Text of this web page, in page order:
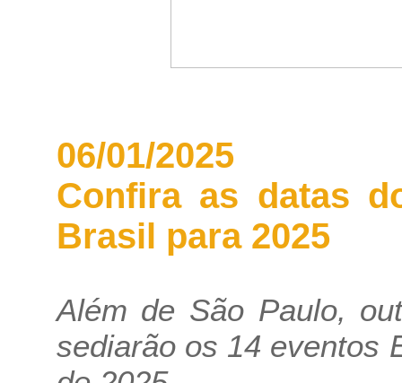
06/01/2025
Confira as datas
Brasil para 2025
Além de São Paulo,
sediarão os 14 eventos